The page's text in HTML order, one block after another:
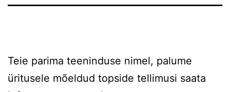
Teie parima teeninduse nimel, palume
üritusele mõeldud topside tellimusi saata